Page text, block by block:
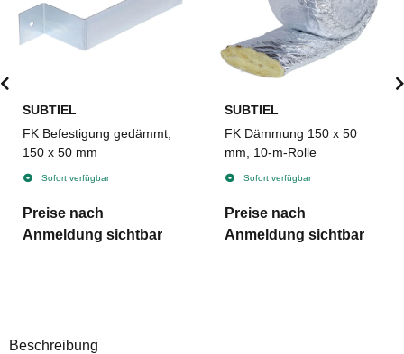
SUBTIEL
FK Befestigung gedämmt,
150 x 50 mm
Sofort verfügbar
Preise nach
Anmeldung sichtbar
SUBTIEL
FK Dämmung 150 x 50
mm, 10-m-Rolle
Sofort verfügbar
Preise nach
Anmeldung sichtbar
Beschreibung